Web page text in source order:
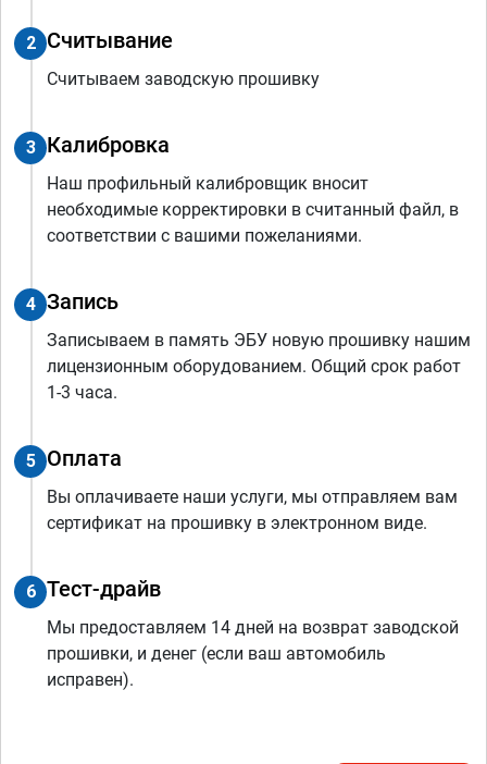
2 Считывание
Считываем заводскую прошивку
3 Калибровка
Наш профильный калибровщик вносит
необходимые корректировки в считанный файл, в
соответствии с вашими пожеланиями.
4 Запись
Записываем в память ЭБУ новую прошивку нашим
лицензионным оборудованием. Общий срок работ
1-3 часа.
5 Оплата
Вы оплачиваете наши услуги, мы отправляем вам
сертификат на прошивку в электронном виде.
6 Тест-драйв
Мы предоставляем 14 дней на возврат заводской
прошивки, и денег (если ваш автомобиль
исправен).